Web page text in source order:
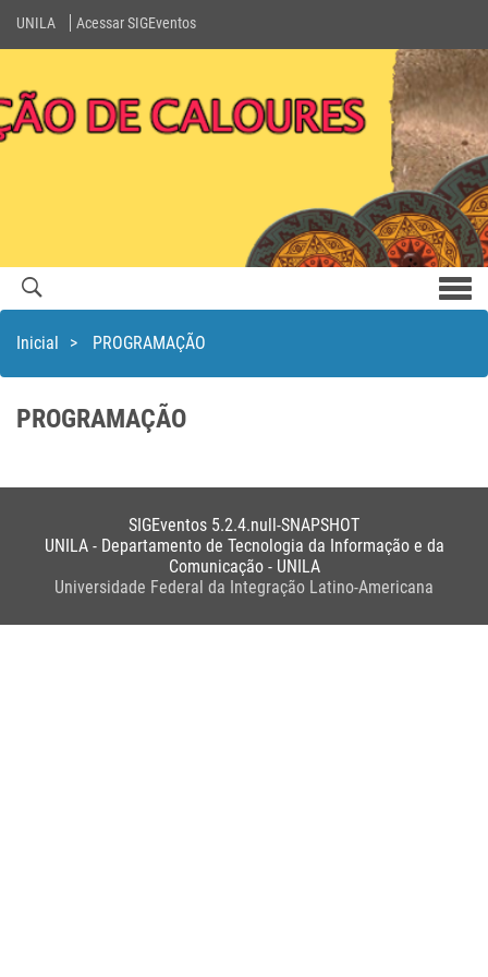
UNILA Acessar SIGEventos
Inicial > PROGRAMAÇÃO
PROGRAMAÇÃO
SIGEventos 5.2.4.null-SNAPSHOT
UNILA - Departamento de Tecnologia da Informação e da
Comunicação - UNILA
Universidade Federal da Integração Latino-Americana